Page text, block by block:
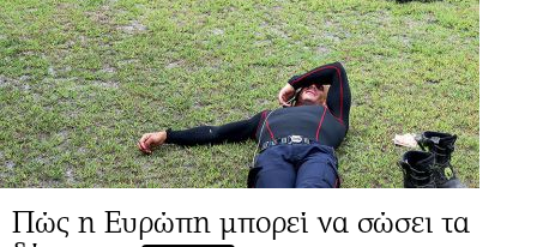
Πώς η Ευρώπη μπορεί να σώσει τα